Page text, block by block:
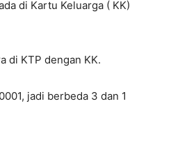
di Kartu Keluarga ( KK)
di KTP dengan KK.
jadi berbeda 3 dan 1